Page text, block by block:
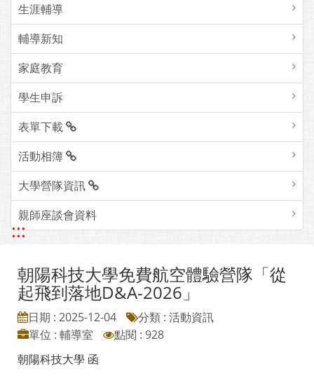
生涯輔導
輔導新知
家庭教育
學生申訴
表單下載
活動相簿
大學營隊資訊
親師座談會資料
:::
朝陽科技大學免費航空體驗營隊「從
起飛到落地D&A-2026」
日期 : 2025-12-04
分類 : 活動資訊
單位 : 輔導室
點閱 : 928
朝陽科技大學 函